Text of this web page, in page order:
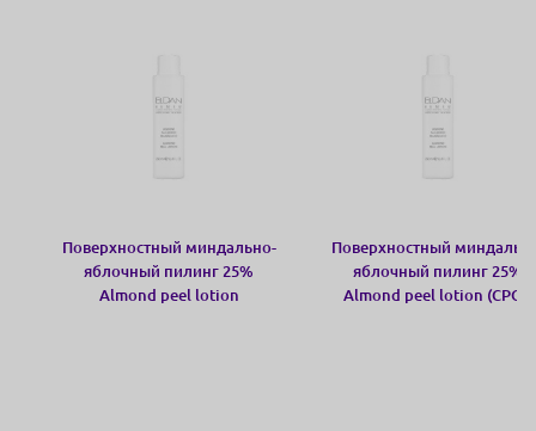
Поверхностный миндально-
яблочный пилинг 25%
Almond peel lotion
Поверхностный
яблочный пилинг 25%
Almond peel lotion (СРОК